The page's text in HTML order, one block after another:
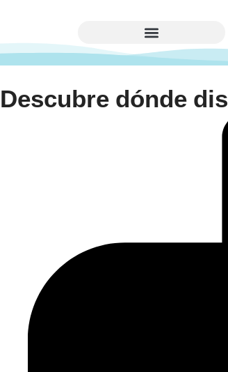
Descubre dónde